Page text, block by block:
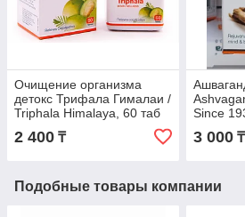
Очищение организма
детокс Трифала Гималаи /
Triphala Himalaya, 60 таб
2 400 ₸
Since
3 000₸
Подобные товары компании